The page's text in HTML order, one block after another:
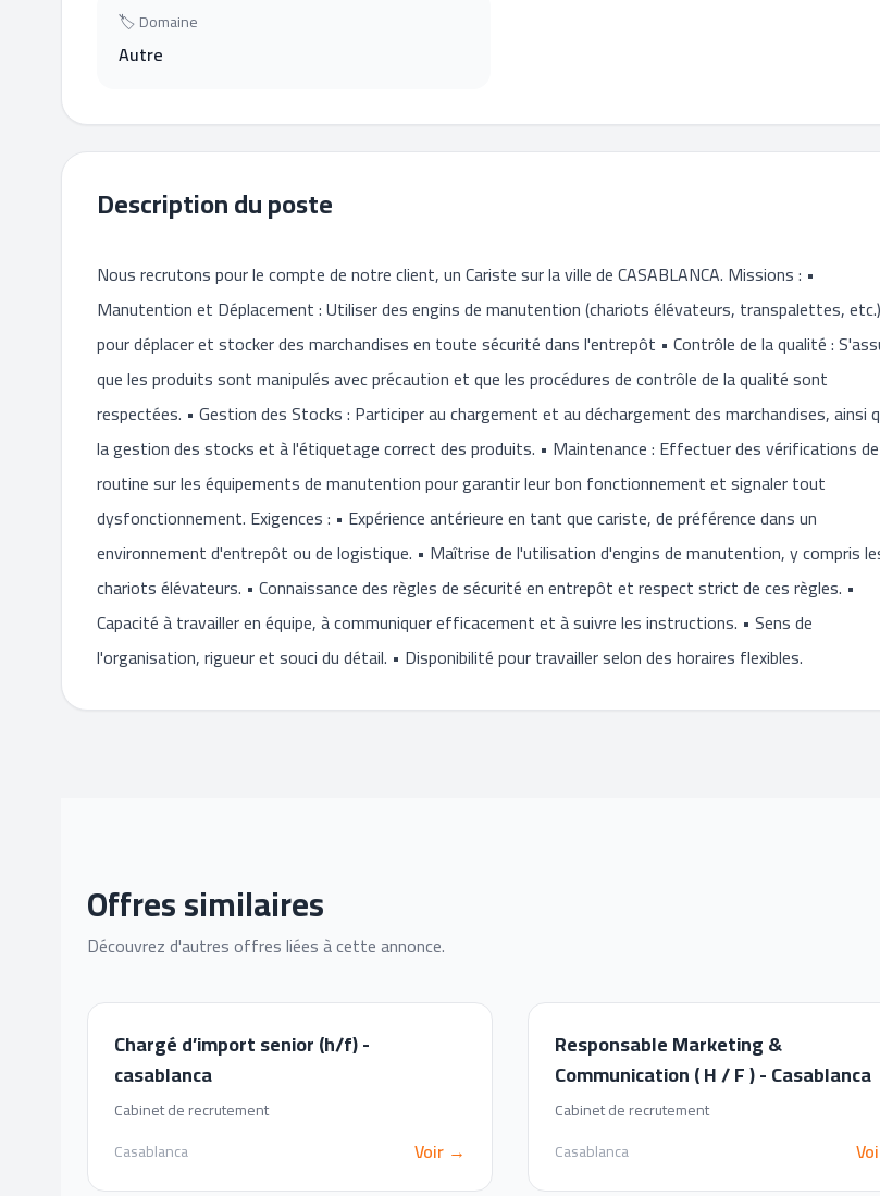
🏷 Domaine
Autre
Description du poste
Nous recrutons pour le compte de notre client, un Cariste sur la ville de CASABLANCA. Missions : •
Manutention et Déplacement : Utiliser des engins de manutention (chariots élévateurs, transpalettes, etc.)
pour déplacer et stocker des marchandises en toute sécurité dans l'entrepôt • Contrôle de la qualité :
que les produits sont manipulés avec précaution et que les procédures de contrôle de la qualité sont
respectées. • Gestion des Stocks : Participer au chargement et au déchargement des marchandises, ainsi
la gestion des stocks et à l'étiquetage correct des produits. • Maintenance : Effectuer des vérifications de
routine sur les équipements de manutention pour garantir leur bon fonctionnement et signaler tout
dysfonctionnement. Exigences : • Expérience antérieure en tant que cariste, de préférence dans un
environnement d'entrepôt ou de logistique. • Maîtrise de l'utilisation d'engins de manutention, y compris
chariots élévateurs. • Connaissance des règles de sécurité en entrepôt et respect strict de ces règles. •
Capacité à travailler en équipe, à communiquer efficacement et à suivre les instructions. • Sens de
l'organisation, rigueur et souci du détail. • Disponibilité pour travailler selon des horaires flexibles.
Offres similaires
Découvrez d'autres offres liées à cette annonce.
Chargé d’import senior (h/f) -
casablanca
Cabinet de recrutement
Casablanca
Voir →
Responsable Marketing &
Communication ( H / F ) - Casablanca
Cabinet de recrutement
Casablanca